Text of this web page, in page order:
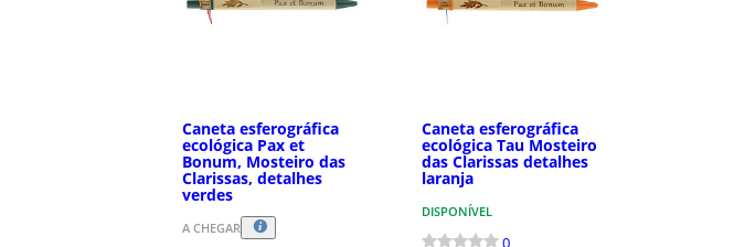
Caneta esferográfica
ecológica Pax et
Bonum, Mosteiro das
Clarissas, detalhes
verdes
A CHEGAR
Caneta esferográfica
ecológica Tau Mosteiro
das Clarissas detalhes
laranja
DISPONÍVEL
0